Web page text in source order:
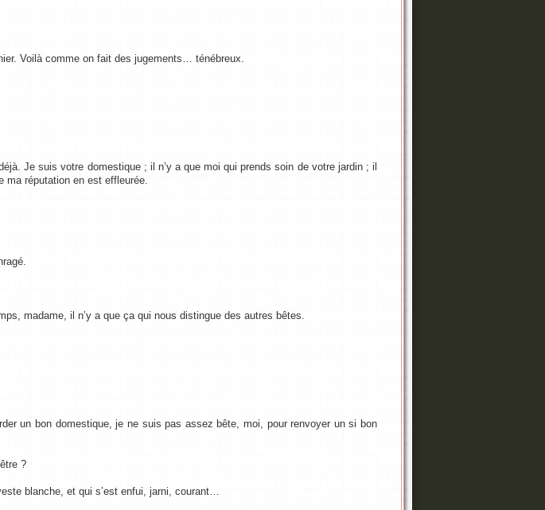
Voilà comme on fait des jugements… ténébreux.
Je suis votre domestique ; il n’y a que moi qui prends soin de votre jardin ; il
réputation en est effleurée.
madame, il n’y a que ça qui nous distingue des autres bêtes.
un bon domestique, je ne suis pas assez bête, moi, pour renvoyer un si bon
?
blanche, et qui s’est enfui, jarni, courant…